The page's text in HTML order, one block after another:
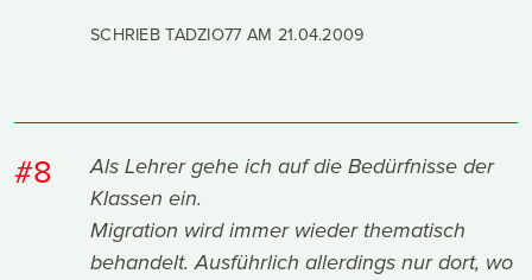
SCHRIEB TADZIO77 AM 21.04.2009
#8
Als Lehrer gehe ich auf die Bedürfnisse der
Klassen ein.
Migration wird immer wieder thematisch
behandelt. Ausführlich allerdings nur dort, wo